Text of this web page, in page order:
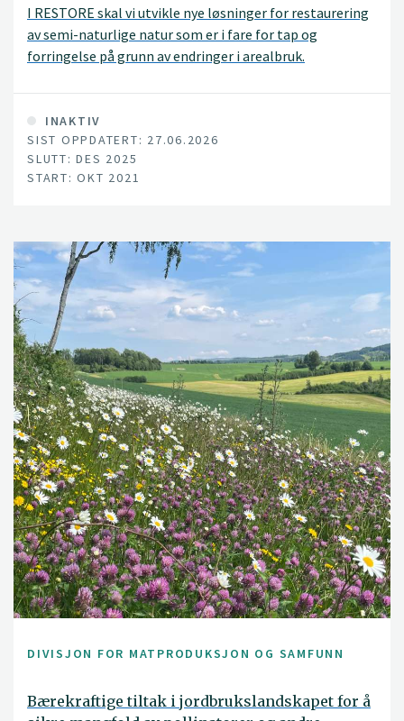
I RESTORE skal vi utvikle nye løsninger for restaurering
av semi-naturlige natur som er i fare for tap og
forringelse på grunn av endringer i arealbruk.
av det biologiske mangfoldet og de økologiske
funksjonene som finnes i semi-naturlig natur.
INAKTIV
SIST OPPDATERT: 27.06.2026
SLUTT: DES 2025
START: OKT 2021
DIVISJON FOR MATPRODUKSJON OG SAMFUNN
Bærekraftige tiltak i jordbrukslandskapet for å